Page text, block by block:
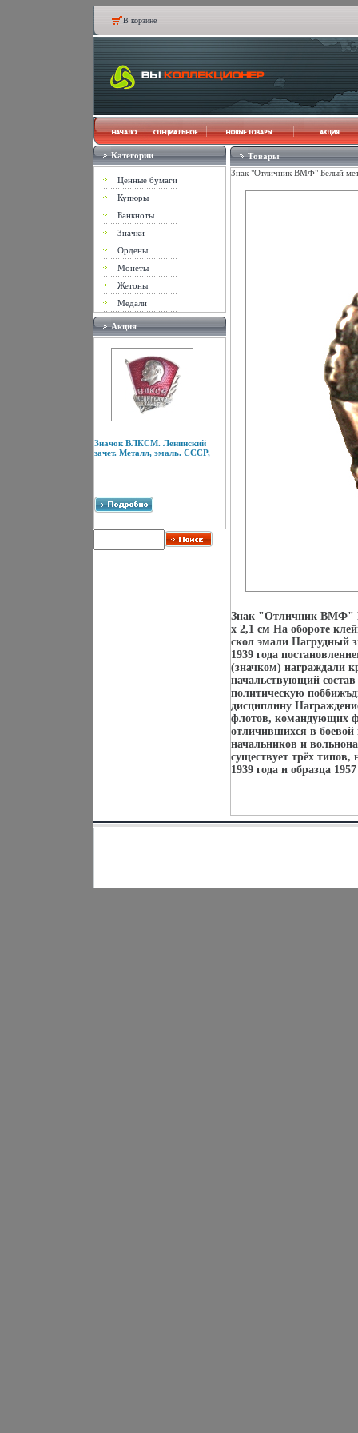
В корзине
Категории
Ценные бумаги
Купюры
Банкноты
Значки
Ордены
Монеты
Жетоны
Медали
Акция
Значок ВЛКСМ. Ленинский
зачет. Металл, эмаль. СССР,
Товары
Знак "Отличник ВМФ" Белый
Знак "Отличник ВМФ"
х 2,1 см На обороте
скол эмали Нагрудный
1939 года
(значком) награждали
начальствующий
политическую
дисциплину
флотов, командующих
отличившихся в боевой
начальников и
существует трёх типов,
1939 года и образца